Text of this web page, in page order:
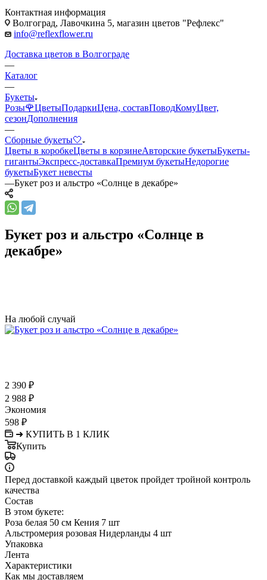
Контактная информация
Волгоград, Лавочкина 5, магазин цветов "Рефлекс"
info@reflexflower.ru
Доставка цветов в Волгограде
—
Каталог
—
Букеты
Розы🌹ЦветыПодаркиЦена, составПоводКомуЦвет,
сезонДополнения
—
Сборные букеты🤍
Цветы в коробкеЦветы в корзинеАвторские букетыБукеты-
гигантыЭкспресс-доставкаПремиум букетыНедорогие
букетыБукет невесты
—Букет роз и альстро «Солнце в декабре»
Букет роз и альстро «Солнце в
декабре»
На любой случай
2 390 ₽
2 988 ₽
Экономия
598 ₽
➜ КУПИТЬ В 1 КЛИК
Купить
Перед доставкой каждый цветок пройдет тройной контроль
качества
Состав
В этом букете:
Роза белая 50 см Кения 7 шт
Альстромерия розовая Нидерланды 4 шт
Упаковка
Лента
Характеристики
Как мы доставляем